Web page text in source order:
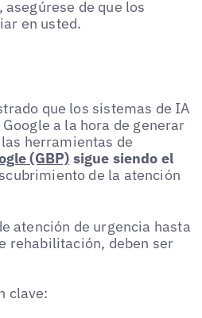
de que los
en usted.
que los sistemas de IA
a la hora de generar
herramientas de
(GBP) sigue siendo el
de la atención
atención de urgencia hasta
rehabilitación, deben ser
clave: